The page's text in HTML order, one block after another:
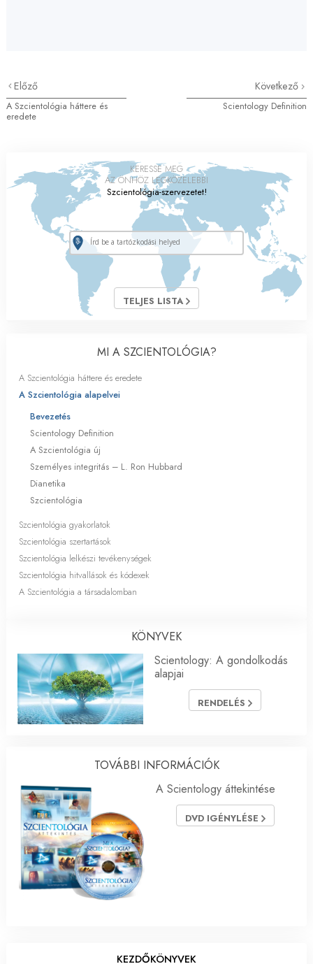
Előző
A Szcientológia háttere és
eredete
Következő
Scientology Definition
KERESSE MEG
AZ ÖNHÖZ LEGKÖZELEBBI
Szcientológia-szervezetet!
TELJES LISTA
MI A SZCIENTOLÓGIA?
A Szcientológia háttere és eredete
A Szcientológia alapelvei
Bevezetés
Scientology Definition
A Szcientológia új
Személyes integritás – L. Ron Hubbard
Dianetika
Szcientológia
Szcientológia gyakorlatok
Szcientológia szertartások
Szcientológia lelkészi tevékenységek
Szcientológia hitvallások és kódexek
A Szcientológia a társadalomban
KÖNYVEK
Scientology: A gondolkodás
alapjai
RENDELÉS
TOVÁBBI INFORMÁCIÓK
A Scientology áttekintése
DVD IGÉNYLÉSE
KEZDŐKÖNYVEK